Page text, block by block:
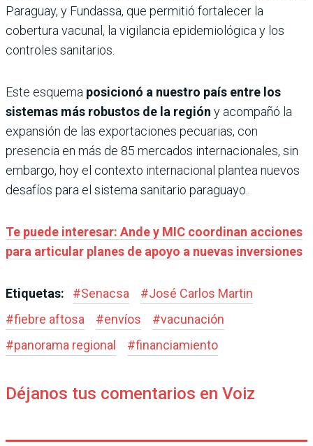
Paraguay, y Fundassa, que permitió fortalecer la
cobertura vacunal, la vigilancia epidemiológica y los
controles sanitarios.
Este esquema posicionó a nuestro país entre los
sistemas más robustos de la región y acompañó la
expansión de las exportaciones pecuarias, con
presencia en más de 85 mercados internacionales, sin
embargo, hoy el contexto internacional plantea nuevos
desafíos para el sistema sanitario paraguayo.
Te puede interesar: Ande y MIC coordinan acciones
para articular planes de apoyo a nuevas inversiones
Etiquetas: #Senacsa #José Carlos Martin
#fiebre aftosa #envíos #vacunación
#panorama regional #financiamiento
Déjanos tus comentarios en Voiz